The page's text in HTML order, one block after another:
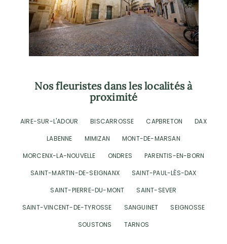
Nos fleuristes dans les localités à
proximité
AIRE-SUR-L'ADOUR BISCARROSSE CAPBRETON
DAX
LABENNE
MIMIZAN
MONT-DE-MARSAN
MORCENX-LA-NOUVELLE
ONDRES
PARENTIS-EN-BORN
SAINT-MARTIN-DE-SEIGNANX
SAINT-PAUL-LÈS-DAX
SAINT-PIERRE-DU-MONT
SAINT-SEVER
SAINT-VINCENT-DE-TYROSSE
SANGUINET
SEIGNOSSE
SOUSTONS
TARNOS